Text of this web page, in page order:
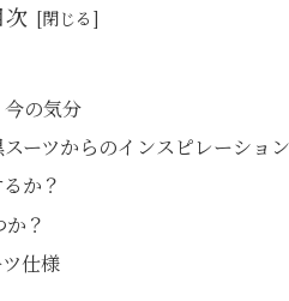
次
の気分
ーツからのインスピレーション
か？
？
仕様